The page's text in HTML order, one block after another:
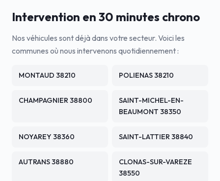
Intervention en 30 minutes chrono
Nos véhicules sont déjà dans votre secteur. Voici les
communes où nous intervenons quotidiennement :
MONTAUD 38210 POLIENAS 38210
CHAMPAGNIER 38800
SAINT-MICHEL-EN-
BEAUMONT 38350
NOYAREY 38360 SAINT-LATTIER 38840
AUTRANS 38880
CLONAS-SUR-VAREZE
38550